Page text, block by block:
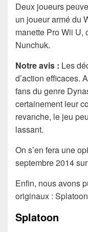
Deux joueurs
un joueur armé du
manette Pro Wii U,
Nunchuk.
Notre avis : Les
d’action efficaces.
fans du genre
certainement leur
revanche, le jeu
lassant.
On s’en fera une
septembre 2014
Enfin, nous avons
originaux :
Splatoon